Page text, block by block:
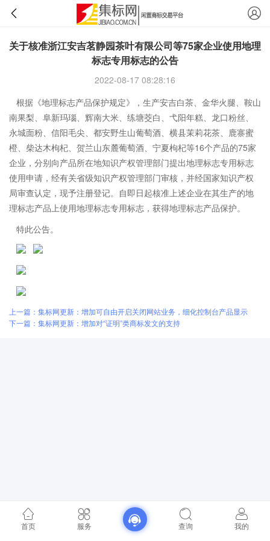
关于核准浙江安吉茗静园茶叶有限公司等75家企业使用地理
标志专用标志的公告
2022-08-17 08:28:16
根据《地理标志产品保护规定》，生产安吉白茶、金华火腿、鞍山
南果梨、阜新玛瑙、辉南大米、练塘茭白、弋阳年糕、龙口粉丝、
永城面粉、信阳毛尖、都安野生山葡萄酒、横县茉莉花茶、鹿寨蜜
橙、柴达木枸杞、贺兰山东麓葡萄酒、宁夏枸杞等16个产品的75家
企业，分别向产品所在地知识产权管理部门提出地理标志专用标志
使用申请，经有关省级知识产权管理部门审核，并经国家知识产权
局审查认定，现予注册登记。自即日起核准上述企业在其生产的地
理标志产品上使用地理标志专用标志，获得地理标志产品保护。
特此公告。
上一篇：集标网更新：增加可自由开启关闭网站业务，细化控制台产品显示
下一篇：集标网更新：增加对“证明”类商标发文的支持
首页 服务 查询 我的